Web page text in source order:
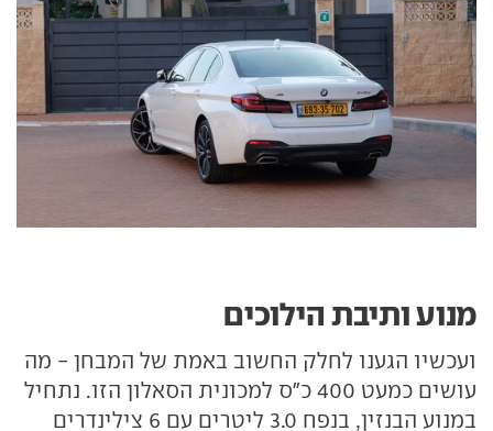
מנוע ותיבת הילוכים
ועכשיו הגענו לחלק החשוב באמת של המבחן - מה
עושים כמעט 400 כ"ס למכונית הסאלון הזו. נתחיל
במנוע הבנזין, בנפח 3.0 ליטרים עם 6 צילינדרים